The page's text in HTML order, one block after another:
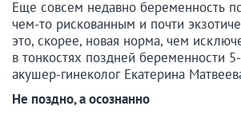
Еще совсем недавно беременность
чем-то рискованным и почти
это, скорее, новая норма, чем
в тонкостях поздней беременности
акушер-гинеколог Екатерина
Не поздно, а осознанно